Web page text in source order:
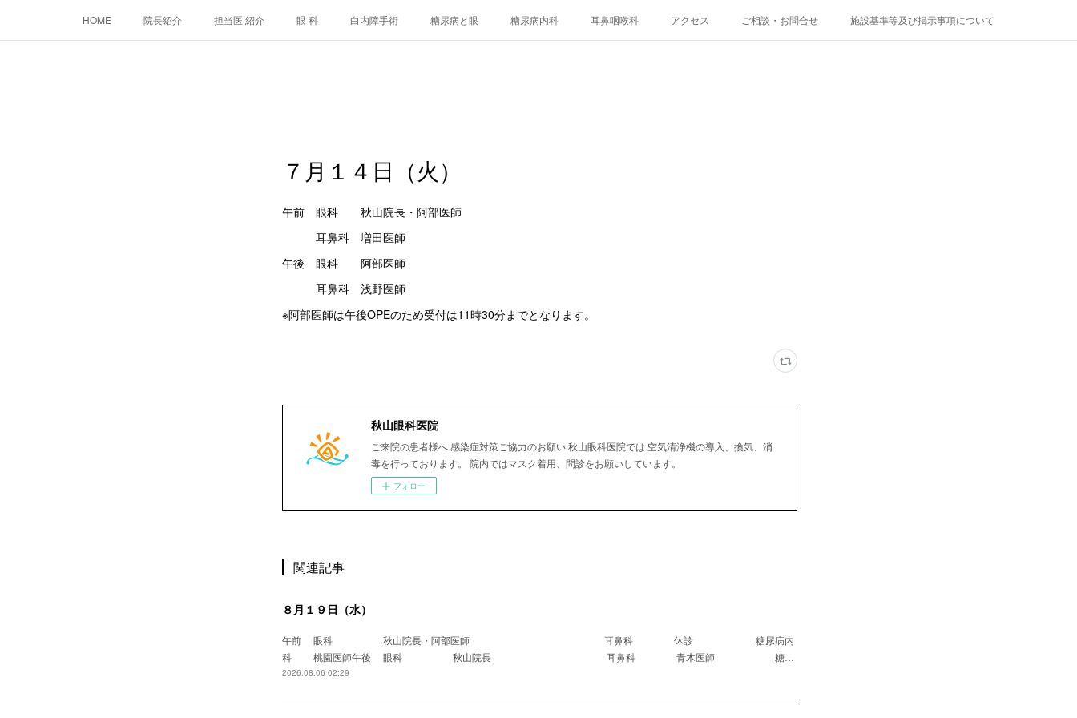
HOME 院長紹介 担当医 紹介 眼 科 白内障手術 糖尿病と眼 糖尿病内科 耳鼻咽喉科 アクセス ご相談・お問合せ 施設基準等及び掲示事項について
７月１４日（火）
午前 眼科 秋山院長・阿部医師
耳鼻科 増田医師
午後 眼科 阿部医師
耳鼻科 浅野医師
※阿部医師は午後OPEのため受付は11時30分までとなります。
秋山眼科医院
ご来院の患者様へ 感染症対策ご協力のお願い 秋山眼科医院では 空気清浄機の導入、換気、消
毒を行っております。 院内ではマスク着用、問診をお願いしています。
フォロー
関連記事
８月１９日（水）
午前 眼科 秋山院長・阿部医師 耳鼻科 休診 糖尿病内
科 桃園医師午後 眼科 秋山院長 耳鼻科 青木医師 糖…
2026.08.06 02:29